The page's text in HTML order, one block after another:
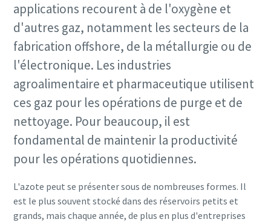
applications recourent à de l'oxygène et
d'autres gaz, notamment les secteurs de la
fabrication offshore, de la métallurgie ou de
l'électronique. Les industries
agroalimentaire et pharmaceutique utilisent
ces gaz pour les opérations de purge et de
nettoyage. Pour beaucoup, il est
fondamental de maintenir la productivité
pour les opérations quotidiennes.
L'azote peut se présenter sous de nombreuses formes. Il
est le plus souvent stocké dans des réservoirs petits et
grands, mais chaque année, de plus en plus d'entreprises